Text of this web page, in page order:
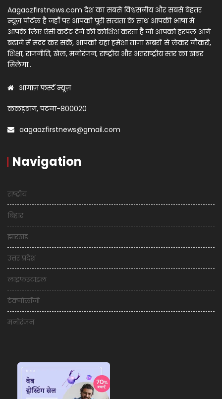
Aagaazfirstnews.com देश का सबसे विश्वसनीय और सबसे बेहतर
न्यूज़ पोर्टल है जहाँ पर आपको पूरी सत्यता के साथ आपकी भाषा में
आपके लिए ऐसी कंटेंट देने की कोशिश करता है जो आपको हरपल आगे
बढ़ाने में मदद कर सकें, आपको यहां हमेशा ताज़ा खबरों से लेकर नौकरी,
शिक्षा, राजनीति, खेल, मनोरंजन, राष्ट्रीय और अंतराष्ट्रीय स्तर का खबर
मिलेगा..
आगाज़ फर्स्ट न्यूज़
कंकड़बाग, पटना-800020
aagaazfirstnews@gmail.com
Navigation
राष्ट्रीय
बिहार
झारखंड
उत्तर प्रदेश
लाइफस्टाइल
टेक्नोलॉजी
मनोरंजन